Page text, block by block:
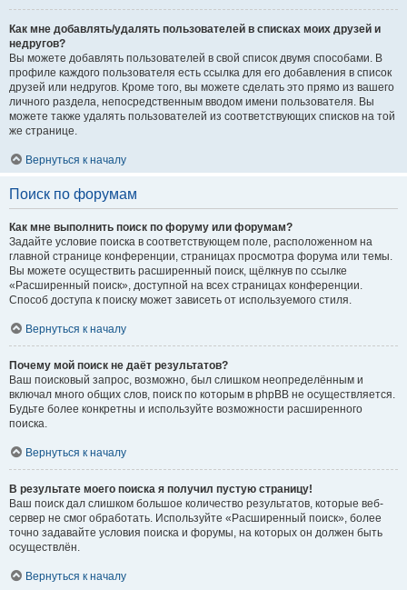
Как мне добавлять/удалять пользователей в списках моих друзей и
недругов?
Вы можете добавлять пользователей в свой список двумя способами. В
профиле каждого пользователя есть ссылка для его добавления в список
друзей или недругов. Кроме того, вы можете сделать это прямо из вашего
личного раздела, непосредственным вводом имени пользователя. Вы
можете также удалять пользователей из соответствующих списков на той
же странице.
Вернуться к началу
Поиск по форумам
Как мне выполнить поиск по форуму или форумам?
Задайте условие поиска в соответствующем поле, расположенном на
главной странице конференции, страницах просмотра форума или темы.
Вы можете осуществить расширенный поиск, щёлкнув по ссылке
«Расширенный поиск», доступной на всех страницах конференции.
Способ доступа к поиску может зависеть от используемого стиля.
Вернуться к началу
Почему мой поиск не даёт результатов?
Ваш поисковый запрос, возможно, был слишком неопределённым и
включал много общих слов, поиск по которым в phpBB не осуществляется.
Будьте более конкретны и используйте возможности расширенного
поиска.
Вернуться к началу
В результате моего поиска я получил пустую страницу!
Ваш поиск дал слишком большое количество результатов, которые веб-
сервер не смог обработать. Используйте «Расширенный поиск», более
точно задавайте условия поиска и форумы, на которых он должен быть
осуществлён.
Вернуться к началу